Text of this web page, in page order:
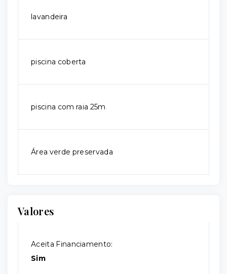
lavandeira
piscina coberta
piscina com raia 25m
Área verde preservada
Valores
Aceita Financiamento:
Sim